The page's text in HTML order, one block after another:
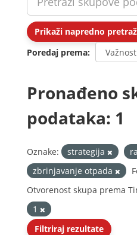
Prikaži napredno
Poredaj prema
Pronađeno
podataka: 1
Oznake: strategija
zbrinjavanje otpada
Otvorenost skupa prema
1
Filtriraj rezultate